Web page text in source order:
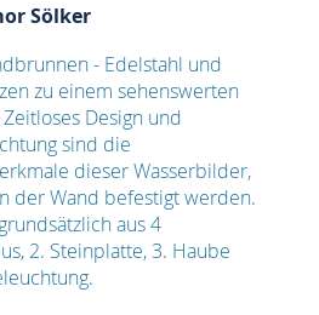
Sölker
- Edelstahl und
zu einem sehenswerten
Design und
sind die
dieser Wasserbilder,
der Wand befestigt werden.
aus 4
2. Steinplatte, 3. Haube